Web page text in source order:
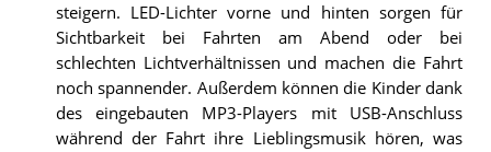
steigern. LED-Lichter vorne und hinten sorgen für
Sichtbarkeit bei Fahrten am Abend oder bei
schlechten Lichtverhältnissen und machen die Fahrt
noch spannender. Außerdem können die Kinder dank
des eingebauten MP3-Players mit USB-Anschluss
während der Fahrt ihre Lieblingsmusik hören, was